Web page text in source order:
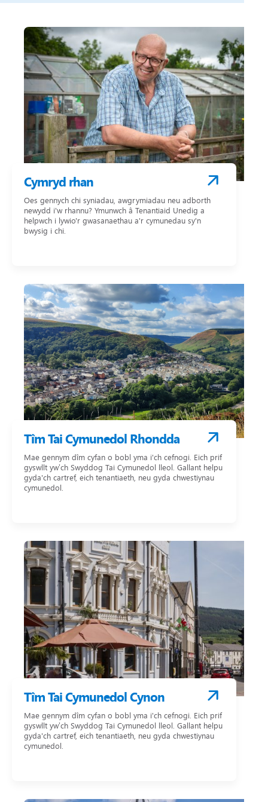
Cymryd rhan
Oes gennych chi syniadau, awgrymiadau neu adborth
newydd i'w rhannu? Ymunwch â Tenantiaid Unedig a
helpwch i lywio'r gwasanaethau a'r cymunedau sy'n
bwysig i chi.
Tîm Tai Cymunedol Rhondda
Mae gennym dîm cyfan o bobl yma i'ch cefnogi. Eich prif
gyswllt yw’ch Swyddog Tai Cymunedol lleol. Gallant helpu
gyda'ch cartref, eich tenantiaeth, neu gyda chwestiynau
cymunedol.
Tîm Tai Cymunedol Cynon
Mae gennym dîm cyfan o bobl yma i'ch cefnogi. Eich prif
gyswllt yw’ch Swyddog Tai Cymunedol lleol. Gallant helpu
gyda'ch cartref, eich tenantiaeth, neu gyda chwestiynau
cymunedol.